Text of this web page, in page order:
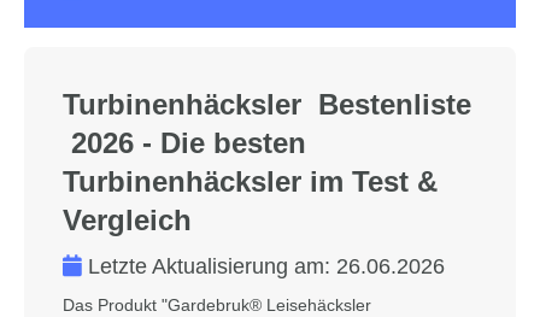
Turbinenhäcksler Bestenliste
2026 - Die besten
Turbinenhäcksler im Test &
Vergleich
Letzte Aktualisierung am: 26.06.2026
Das Produkt "Gardebruk® Leisehäcksler